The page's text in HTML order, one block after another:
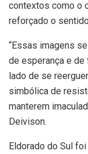
contextos como o
reforçado o
“Essas imagens
de esperança e de
lado de se
simbólica de
manterem
Deivison.
Eldorado do Sul